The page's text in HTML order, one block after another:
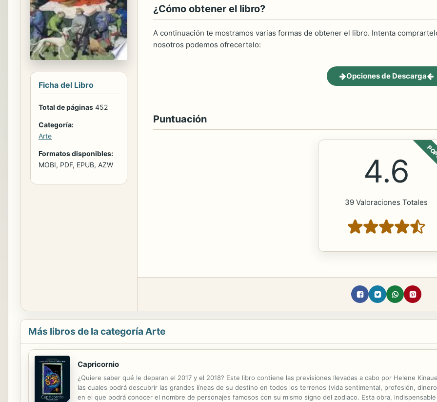
Ficha del Libro
Total de páginas 452
Categoría:
Arte
Formatos disponibles:
MOBI, PDF, EPUB, AZW
¿Cómo obtener el libro?
A continuación te mostramos varias formas de obtener el libro. Intenta
nosotros podemos ofrecertelo:
Opciones de Descarga
Puntuación
4.6
39 Valoraciones Totales
Más libros de la categoría Arte
Capricornio
¿Quiere saber qué le deparan el 2017 y el 2018? Este libro contiene las previsiones llevadas a cabo por Helene
las cuales podrá descubrir las grandes líneas de su destino en todos los terrenos (vida sentimental, profesión,
en el que podrá conocer el nombre de personajes famosos con su mismo signo del zodiaco. Esta obra,